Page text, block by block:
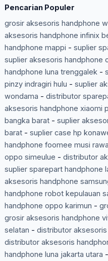
Pencarian Populer
grosir aksesoris handphone
aksesoris handphone infinix
handphone mappi - suplier
suplier aksesoris handphone
handphone luna trenggalek-
pinzy indragiri hulu - suplier
wondama - distributor
aksesoris handphone xiaomi
bangka barat- suplier
barat- suplier case hp
handphone foomee musi
oppo simeulue - distributor
suplier sparepart handphone
aksesoris handphone
handphone robot kepulauan
handphone oppo karimun -
grosir aksesoris handphone
selatan - distributor
distributor aksesoris
handphone luna jakarta utara -